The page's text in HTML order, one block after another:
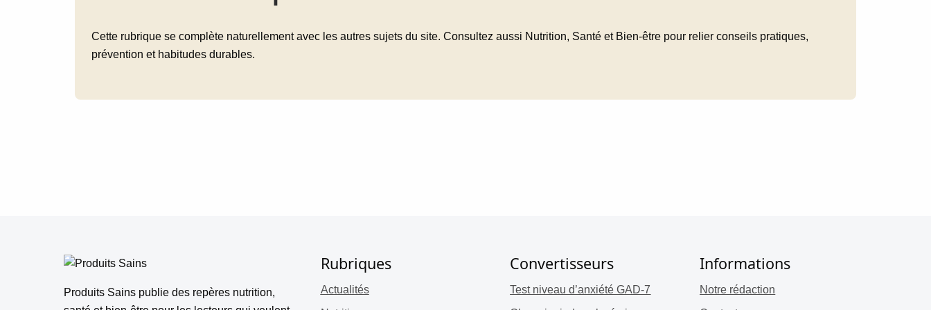
Cette rubrique se complète naturellement avec les autres sujets du site. Consultez aussi Nutrition, Santé et Bien-être pour relier conseils pratiques,
prévention et habitudes durables.
Produits Sains publie des repères nutrition,
Rubriques
Actualités
Convertisseurs
Test niveau d’anxiété GAD-7
Informations
Notre rédaction